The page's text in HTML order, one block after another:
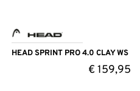
HEAD SPRINT PRO 4.0 CLAY WS
€159,95